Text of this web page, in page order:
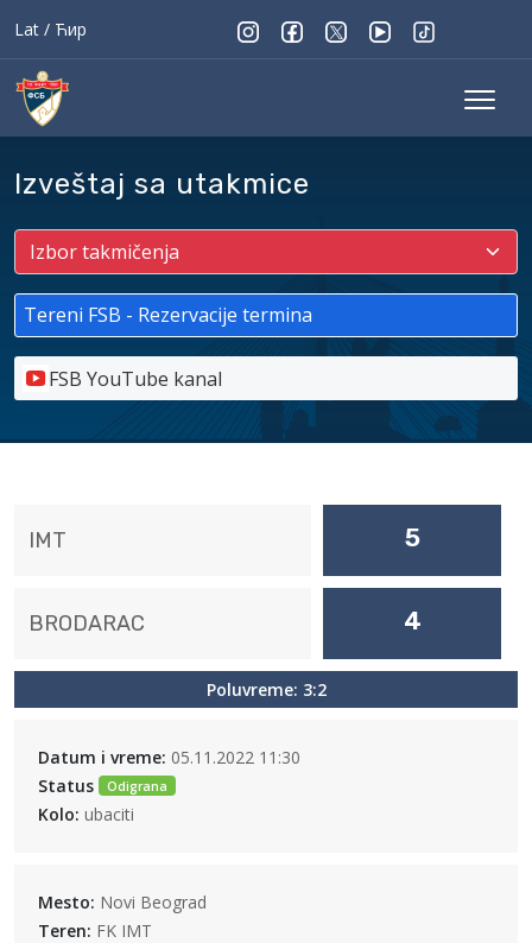
Lat / Ћир
Izveštaj sa utakmice
Tereni FSB - Rezervacije termina
FSB YouTube kanal
IMT 5
BRODARAC 4
Poluvreme: 3:2
Datum i vreme: 05.11.2022 11:30
Status
Odigrana
Kolo: ubaciti
Mesto: Novi Beograd
Teren: FK IMT